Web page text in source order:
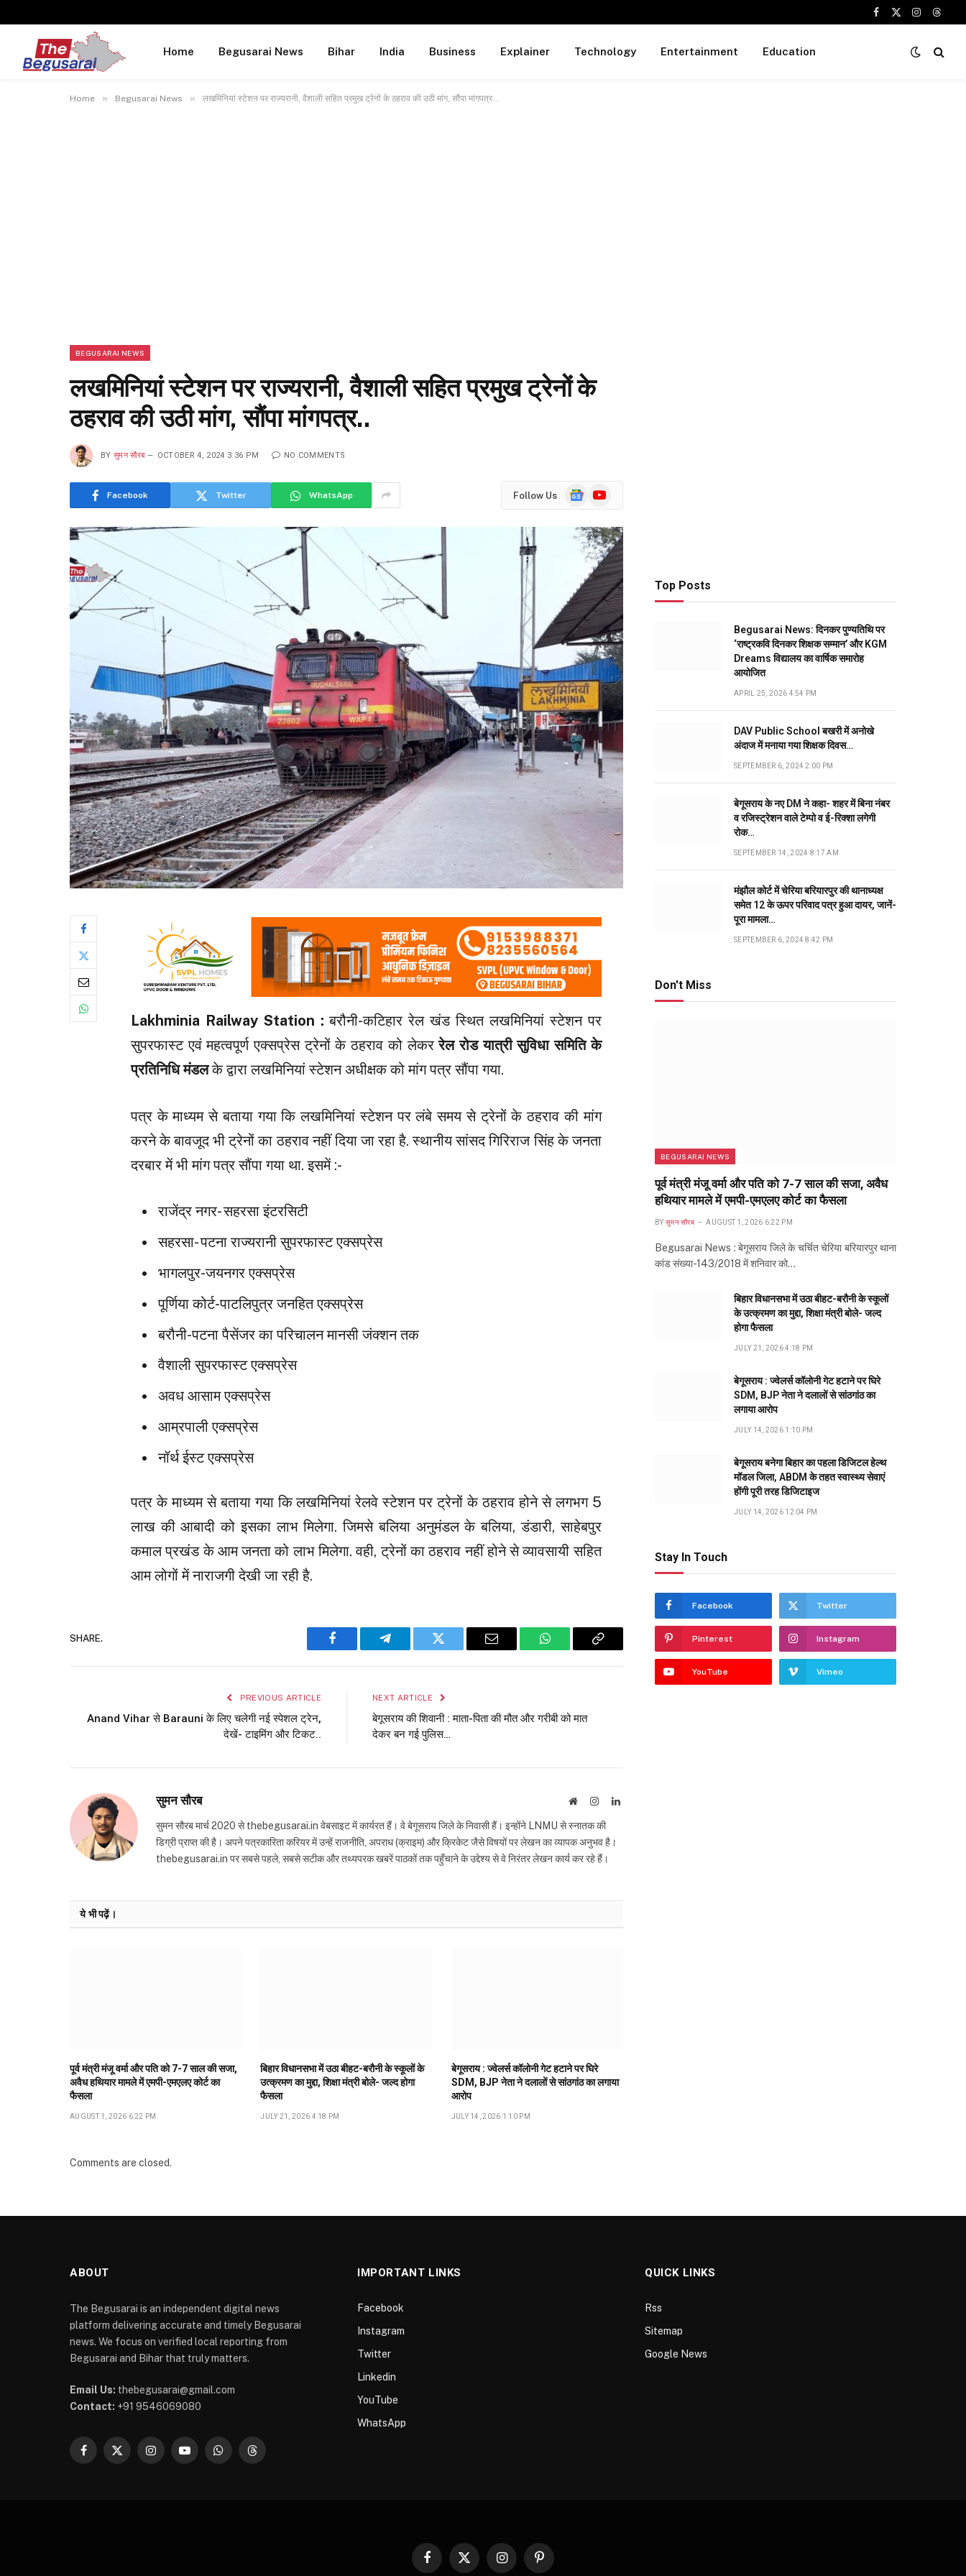
Facebook
X
Instagram
Home Begusarai News Bihar India Business Explainer Technology Entertainment Education
Home » Begusarai News » लखमिनियां स्टेशन पर राज्यरानी, वैशाली सहित प्रमुख ट्रेनों के ठहराव की उठी मांग, सौंपा मांगपत्र..
BEGUSARAI NEWS
लखमिनियां स्टेशन पर राज्यरानी, वैशाली सहित प्रमुख ट्रेनों के
ठहराव की उठी मांग, सौंपा मांगपत्र..
BY सुमन सौरब OCTOBER 4, 2024 3:36 PM NO COMMENTS
Facebook Twitter WhatsApp Follow Us
GoogleYouTube
Lakhminia Railway Station :बरौनी-कटिहार रेल खंड स्थित लखमिनियां स्टेशन पर
सुपरफास्ट एवं महत्वपूर्ण एक्सप्रेस ट्रेनों के ठहराव को लेकररेल रोड यात्री सुविधा समिति के
प्रतिनिधि मंडलके द्वारा लखमिनियां स्टेशन अधीक्षक को मांग पत्र सौंपा गया.
पत्र के माध्यम से बताया गया कि लखमिनियां स्टेशन पर लंबे समय से ट्रेनों के ठहराव की मांग
करने के बावजूद भी ट्रेनों का ठहराव नहीं दिया जा रहा है. स्थानीय सांसद गिरिराज सिंह के जनता
दरबार में भी मांग पत्र सौंपा गया था. इसमें :-
राजेंद्र नगर- सहरसा इंटरसिटी
सहरसा- पटना राज्यरानी सुपरफास्ट एक्सप्रेस
भागलपुर-जयनगर एक्सप्रेस
पूर्णिया कोर्ट-पाटलिपुत्र जनहित एक्सप्रेस
बरौनी-पटना पैसेंजर का परिचालन मानसी जंक्शन तक
वैशाली सुपरफास्ट एक्सप्रेस
अवध आसाम एक्सप्रेस
आम्रपाली एक्सप्रेस
नॉर्थ ईस्ट एक्सप्रेस
पत्र के माध्यम से बताया गया कि लखमिनियां रेलवे स्टेशन पर ट्रेनों के ठहराव होने से लगभग 5
लाख की आबादी को इसका लाभ मिलेगा. जिमसे बलिया अनुमंडल के बलिया, डंडारी, साहेबपुर
कमाल प्रखंड के आम जनता को लाभ मिलेगा. वही, ट्रेनों का ठहराव नहीं होने से व्यावसायी सहित
आम लोगों में नाराजगी देखी जा रही है.
SHARE.
Facebook Telegram Twitter Email WhatsAppCopy
PREVIOUS ARTICLE
Anand Vihar से Barauni के लिए चलेगी नई स्पेशल ट्रेन,
देखें- टाइमिंग और टिकट..
NEXT ARTICLE
बेगूसराय की शिवानी : माता-पिता की मौत और गरीबी को मात
देकर बन गई पुलिस…
सुमन सौरब WebsiteInstagramLinkedIn
सुमन सौरब मार्च 2020 से thebegusarai.in वेबसाइट में कार्यरत हैं। वे बेगूसराय जिले के निवासी हैं। इन्होंने LNMU से स्नातक की
डिग्री प्राप्त की है। अपने पत्रकारिता करियर में उन्हें राजनीति, अपराध (क्राइम) और क्रिकेट जैसे विषयों पर लेखन का व्यापक अनुभव है।
thebegusarai.in पर सबसे पहले, सबसे सटीक और तथ्यपरक खबरें पाठकों तक पहुँचाने के उद्देश्य से वे निरंतर लेखन कार्य कर रहे हैं।
ये भी पढ़ें।
पूर्व मंत्री मंजू वर्मा और पति को 7-7 साल की सजा,
अवैध हथियार मामले में एमपी-एमएलए कोर्ट का
फैसला
AUGUST 1, 2026 6:22 PM
बिहार विधानसभा में उठा बीहट-बरौनी के स्कूलों के
उत्क्रमण का मुद्दा, शिक्षा मंत्री बोले- जल्द होगा
फैसला
JULY 21, 2026 4:18 PM
बेगूसराय : ज्वेलर्स कॉलोनी गेट हटाने पर घिरे
SDM, BJP नेता ने दलालों से सांठगांठ का लगाया
आरोप
JULY 14, 2026 1:10 PM
Comments are closed.
Top Posts
Begusarai News: दिनकर पुण्यतिथि पर
‘राष्ट्रकवि दिनकर शिक्षक सम्मान’ और KGM
Dreams विद्यालय का वार्षिक समारोह
आयोजित
APRIL 25, 2026 4:54 PM
DAV Public School बखरी में अनोखे
अंदाज में मनाया गया शिक्षक दिवस…
SEPTEMBER 6, 2024 2:00 PM
बेगूसराय के नए DM ने कहा- शहर में बिना नंबर
व रजिस्ट्रेशन वाले टेम्पो व ई-रिक्शा लगेगी
रोक…
SEPTEMBER 14, 2024 8:17 AM
मंझौल कोर्ट में चेरिया बरियारपुर की थानाध्यक्ष
समेत 12 के ऊपर परिवाद पत्र हुआ दायर, जानें-
पूरा मामला…
SEPTEMBER 6, 2024 8:42 PM
Don't Miss
BEGUSARAI NEWS
पूर्व मंत्री मंजू वर्मा और पति को 7-7 साल की सजा, अवैध
हथियार मामले में एमपी-एमएलए कोर्ट का फैसला
BY सुमन सौरब AUGUST 1, 2026 6:22 PM
Begusarai News : बेगूसराय जिले के चर्चित चेरिया बरियारपुर थाना
कांड संख्या-143/2018 में शनिवार को…
बिहार विधानसभा में उठा बीहट-बरौनी के स्कूलों
के उत्क्रमण का मुद्दा, शिक्षा मंत्री बोले- जल्द
होगा फैसला
JULY 21, 2026 4:18 PM
बेगूसराय : ज्वेलर्स कॉलोनी गेट हटाने पर घिरे
SDM, BJP नेता ने दलालों से सांठगांठ का
लगाया आरोप
JULY 14, 2026 1:10 PM
बेगूसराय बनेगा बिहार का पहला डिजिटल हेल्थ
मॉडल जिला, ABDM के तहत स्वास्थ्य सेवाएं
होंगी पूरी तरह डिजिटाइज
JULY 14, 2026 12:04 PM
Stay In Touch
Facebook Twitter
Pinterest Instagram
YouTube Vimeo
ABOUT
The Begusarai is an independent digital news
platform delivering accurate and timely Begusarai
news. We focus on verified local reporting from
Begusarai and Bihar that truly matters.
Email Us: thebegusarai@gmail.com
Contact: +91 9546069080
Facebook
X
InstagramYouTubeWhatsAppThreads
IMPORTANT LINKS
Facebook
Instagram
Twitter
Linkedin
YouTube
WhatsApp
QUICK LINKS
Rss
Sitemap
Google News
Facebook
X
InstagramPinterest